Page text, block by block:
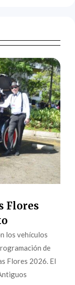
Flores
los vehículos
de
Flores 2026. El